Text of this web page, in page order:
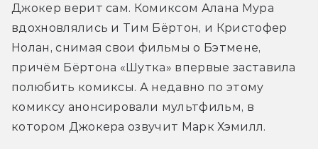
Джокер верит сам. Комиксом Алана Мура
вдохновлялись и Тим Бёртон, и Кристофер
Нолан, снимая свои фильмы о Бэтмене,
причём Бёртона «Шутка» впервые заставила
полюбить комиксы. А недавно по этому
комиксу анонсировали мультфильм, в
котором Джокера озвучит Марк Хэмилл.